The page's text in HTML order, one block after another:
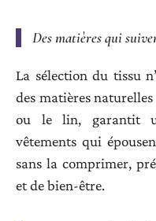
Des matières qui
La sélection du tissu
des matières
ou le lin, garantit
vêtements qui
sans la comprimer,
et de bien-être.